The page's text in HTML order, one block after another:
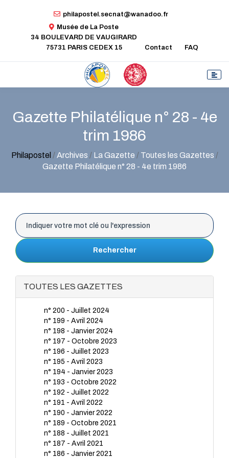
philapostel.secnat@wanadoo.fr
Musée de La Poste
34 BOULEVARD DE VAUGIRARD
75731 PARIS CEDEX 15
Contact FAQ
Gazette Philatélique n° 28 - 4e
trim 1986
Philapostel /Archives / La Gazette / Toutes les Gazettes /
Gazette Philatélique n° 28 - 4e trim 1986
Rechercher
TOUTES LES GAZETTES
n° 200 - Juillet 2024
n° 199 - Avril 2024
n° 198 - Janvier 2024
n° 197 - Octobre 2023
n° 196 - Juillet 2023
n° 195 - Avril 2023
n° 194 - Janvier 2023
n° 193 - Octobre 2022
n° 192 - Juillet 2022
n° 191 - Avril 2022
n° 190 - Janvier 2022
n° 189 - Octobre 2021
n° 188 - Juillet 2021
n° 187 - Avril 2021
n° 186 - Janvier 2021